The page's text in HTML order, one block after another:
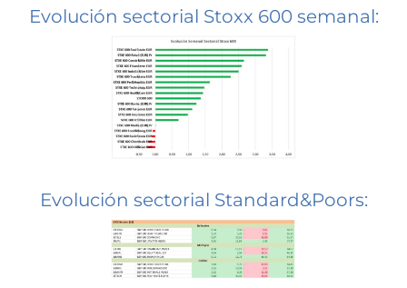
Evolución sectorial Stoxx 600 semanal:
Evolución sectorial Standard&Poors: